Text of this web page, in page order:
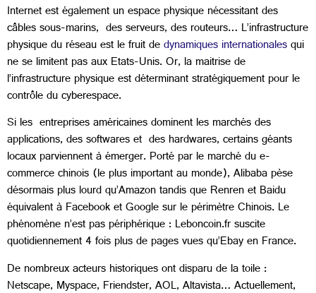
Internet est également un espace physique nécessitant des
câbles sous-marins, des serveurs, des routeurs… L’infrastructure
physique du réseau est le fruit dedynamiques internationalesqui
ne se limitent pas aux Etats-Unis. Or, la maitrise de
l’infrastructure physique est déterminant stratégiquement pour le
contrôle du cyberespace.
Si les entreprises américaines dominent les marchés des
applications, des softwares et des hardwares, certains géants
locaux parviennent à émerger. Porté par le marché du e-
commerce chinois (le plus important au monde), Alibaba pèse
désormais plus lourd qu’Amazon tandis que Renren et Baidu
équivalent à Facebook et Google sur le périmètre Chinois. Le
phénomène n’est pas périphérique : Leboncoin.fr suscite
quotidiennement 4 fois plus de pages vues qu’Ebay en France.
De nombreux acteurs historiques ont disparu de la toile :
Netscape, Myspace, Friendster, AOL, Altavista… Actuellement,